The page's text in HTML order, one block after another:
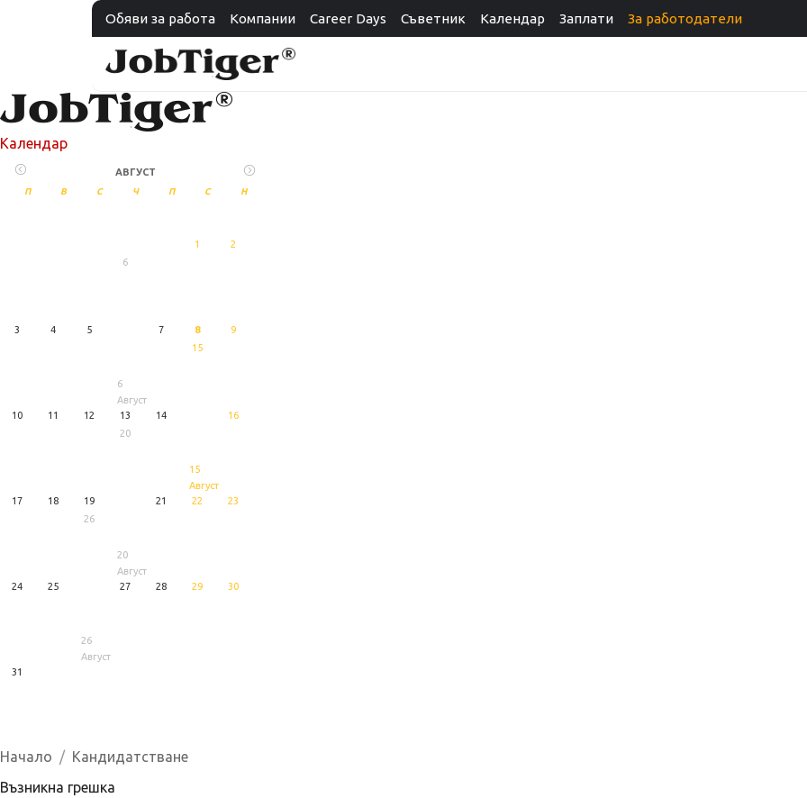
Обяви за работа Компании Career Days Съветник Календар Заплати За работодатели
Календар
АВГУСТ
П В С Ч П С Н
1 2
3 4 5
6
6
Август
7 8 9
10 11 12 13 14
15
15
Август
16
17 18 19
20
20
Август
21 22 23
24 25
26
26
Август
27 28 29 30
31
Начало
Кандидатстване
Възникна грешка